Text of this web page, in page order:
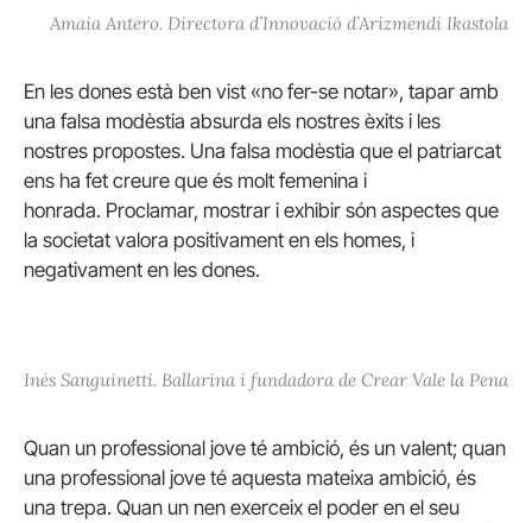
Amaia Antero. Directora d’Innovació d’Arizmendi Ikastola
En les dones està ben vist «no fer-se notar», tapar amb
una falsa modèstia absurda els nostres èxits i les
nostres propostes. Una falsa modèstia que el patriarcat
ens ha fet creure que és molt femenina i
honrada. Proclamar, mostrar i exhibir són aspectes que
la societat valora positivament en els homes, i
negativament en les dones.
Inés Sanguinetti. Ballarina i fundadora de Crear Vale la Pena
Quan un professional jove té ambició, és un valent; quan
una professional jove té aquesta mateixa ambició, és
una trepa. Quan un nen exerceix el poder en el seu